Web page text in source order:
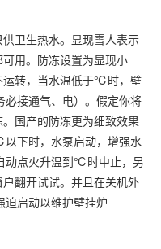
卫生热水。显现雪人表示
用。防冻设置为显现小
运转，当水温低于℃时，壁
接通气、电）。假定你将
国产的防冻更为细致效果
下时，水泵启动，增强水
动点火升温到℃时中止，另
翻开试试。并且在关机外
启动以维护壁挂炉